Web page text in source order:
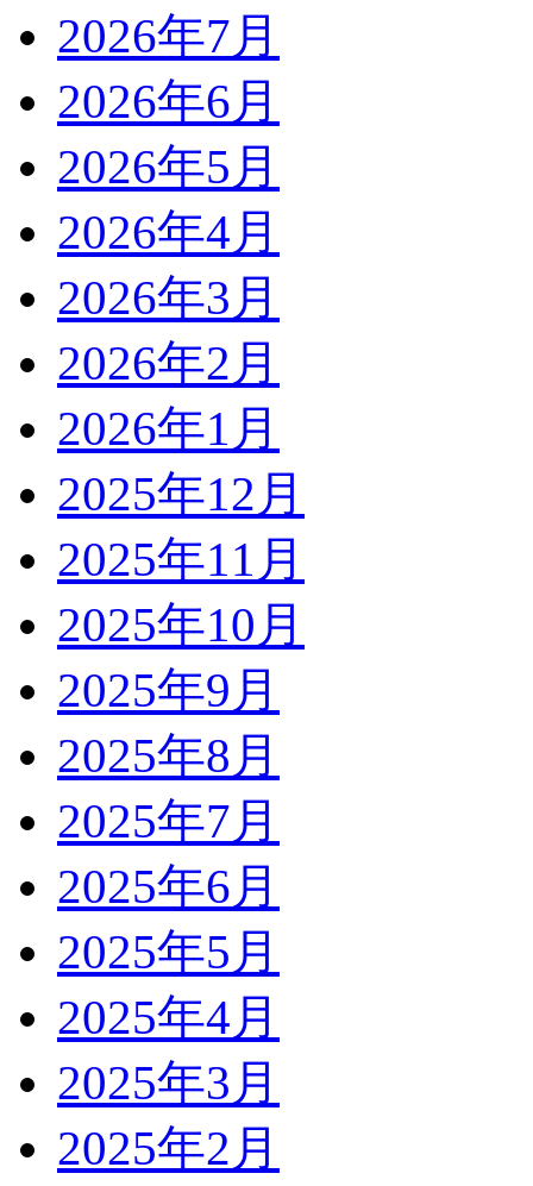
2026年7月
2026年6月
2026年5月
2026年4月
2026年3月
2026年2月
2026年1月
2025年12月
2025年11月
2025年10月
2025年9月
2025年8月
2025年7月
2025年6月
2025年5月
2025年4月
2025年3月
2025年2月